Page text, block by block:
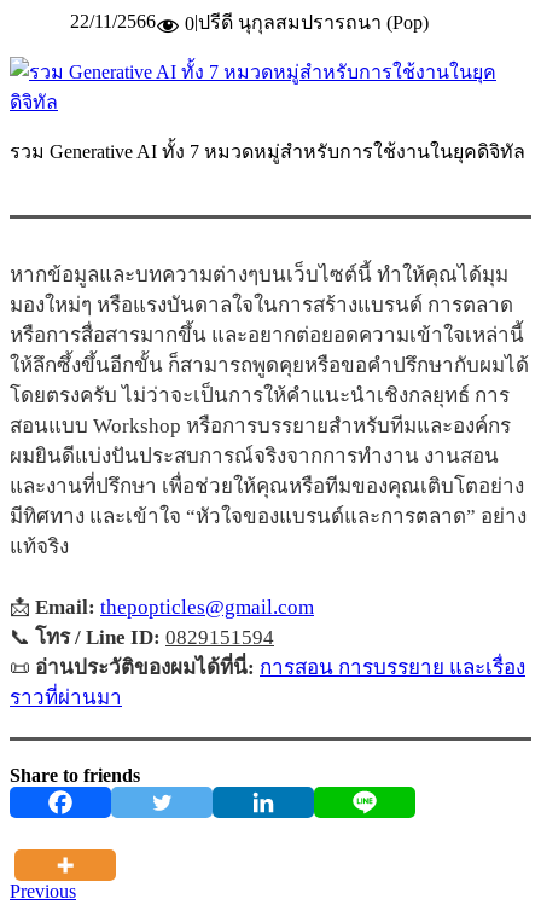
22/11/2566 0|ปรีดี นุกุลสมปรารถนา (Pop)
รวม Generative AI ทั้ง 7 หมวดหมู่สำหรับการใช้งานในยุคดิจิทัล
หากข้อมูลและบทความต่างๆบนเว็บไซต์นี้ ทำให้คุณได้มุม
มองใหม่ๆ หรือแรงบันดาลใจในการสร้างแบรนด์ การตลาด
หรือการสื่อสารมากขึ้น และอยากต่อยอดความเข้าใจเหล่านี้
ให้ลึกซึ้งขึ้นอีกขั้น ก็สามารถพูดคุยหรือขอคำปรึกษากับผมได้
โดยตรงครับ ไม่ว่าจะเป็นการให้คำแนะนำเชิงกลยุทธ์ การ
สอนแบบ Workshop หรือการบรรยายสำหรับทีมและองค์กร
ผมยินดีแบ่งปันประสบการณ์จริงจากการทำงาน งานสอน
และงานที่ปรึกษา เพื่อช่วยให้คุณหรือทีมของคุณเติบโตอย่าง
มีทิศทาง และเข้าใจ “หัวใจของแบรนด์และการตลาด” อย่าง
แท้จริง
📩 Email: thepopticles@gmail.com
📞 โทร / Line ID: 0829151594
📜 อ่านประวัติของผมได้ที่นี่: การสอน การบรรยาย และเรื่อง
ราวที่ผ่านมา
Share to friends
Previous